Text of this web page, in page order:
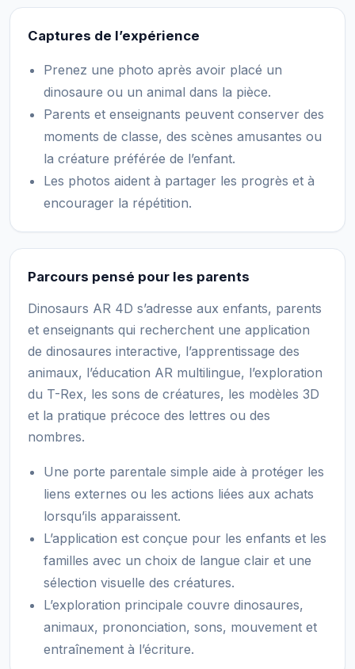
Captures de l’expérience
Prenez une photo après avoir placé un
dinosaure ou un animal dans la pièce.
Parents et enseignants peuvent conserver des
moments de classe, des scènes amusantes ou
la créature préférée de l’enfant.
Les photos aident à partager les progrès et à
encourager la répétition.
Parcours pensé pour les parents
Dinosaurs AR 4D s’adresse aux enfants, parents
et enseignants qui recherchent une application
de dinosaures interactive, l’apprentissage des
animaux, l’éducation AR multilingue, l’exploration
du T-Rex, les sons de créatures, les modèles 3D
et la pratique précoce des lettres ou des
nombres.
Une porte parentale simple aide à protéger les
liens externes ou les actions liées aux achats
lorsqu’ils apparaissent.
L’application est conçue pour les enfants et les
familles avec un choix de langue clair et une
sélection visuelle des créatures.
L’exploration principale couvre dinosaures,
animaux, prononciation, sons, mouvement et
entraînement à l’écriture.